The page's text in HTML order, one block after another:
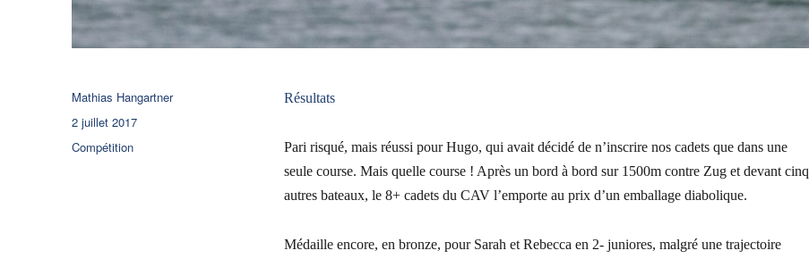
Résultats
Pari risqué, mais réussi pour Hugo, qui avait décidé de n’inscrire nos cadets que dans une
seule course. Mais quelle course ! Après un bord à bord sur 1500m contre Zug et devant cinq
autres bateaux, le 8+ cadets du CAV l’emporte au prix d’un emballage diabolique.
Médaille encore, en bronze, pour Sarah et Rebecca en 2- juniores, malgré une trajectoire
Auteur
Mathias Hangartner
Publié
le
2 juillet 2017
Catégories
Compétition